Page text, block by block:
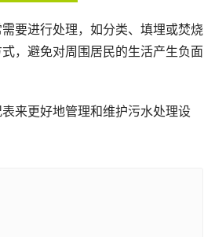
要进行处理，如分类、填埋或焚烧
，避免对周围居民的生活产生负面
来更好地管理和维护污水处理设